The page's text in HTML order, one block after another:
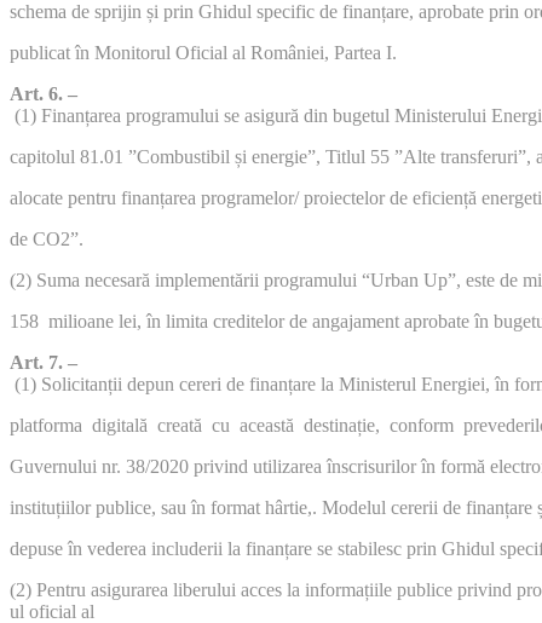
schema de sprijin și prin Ghidul specific de finanțare, aprobate prin
publicat în Monitorul Oficial al României, Partea I.
Art. 6. –
(1) Finanțarea programului se asigură din bugetul Ministerului
capitolul 81.01 ”Combustibil și energie”, Titlul 55 ”Alte transferuri”,
alocate pentru finanțarea programelor/ proiectelor de eficiență
de CO2”.
(2) Suma necesară implementării programului “Urban Up”, este de
158 milioane lei, în limita creditelor de angajament aprobate în
Art. 7. –
(1) Solicitanții depun cereri de finanțare la Ministerul Energiei, în
platforma digitală creată cu această destinație, conform
Guvernului nr. 38/2020 privind utilizarea înscrisurilor în formă
instituțiilor publice, sau în format hârtie,. Modelul cererii de finanțare
depuse în vederea includerii la finanțare se stabilesc prin Ghidul
(2) Pentru asigurarea liberului acces la informațiile publice privind
ul oficial al